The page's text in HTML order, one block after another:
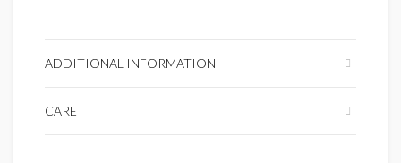
ADDITIONAL INFORMATION
CARE